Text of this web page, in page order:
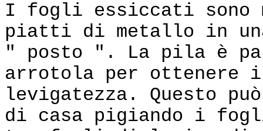
I fogli essiccati sono
piatti di metallo in
" posto ". La pila è
arrotola per ottenere i
levigatezza. Questo
di casa pigiando i